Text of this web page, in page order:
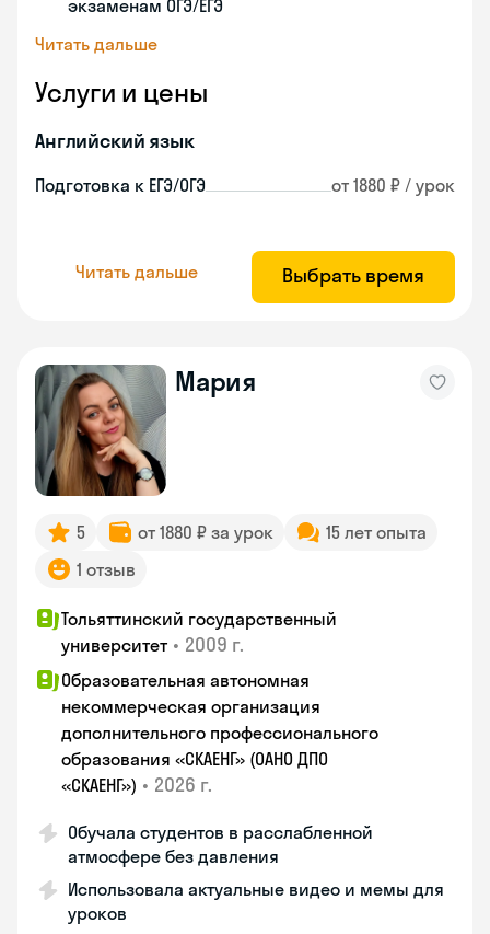
экзаменам ОГЭ/ЕГЭ
Читать дальше
Услуги и цены
Английский язык
Подготовка к ЕГЭ/ОГЭ от 1880 ₽ / урок
Читать дальше Выбрать время
Мария
5 от 1880 ₽ за урок
15 лет опыта
1 отзыв
Тольяттинский государственный
университет • 2009 г.
Образовательная автономная
некоммерческая организация
дополнительного профессионального
образования «СКАЕНГ» (ОАНО ДПО
«СКАЕНГ») • 2026 г.
Обучала студентов в расслабленной
атмосфере без давления
Использовала актуальные видео и мемы для
уроков